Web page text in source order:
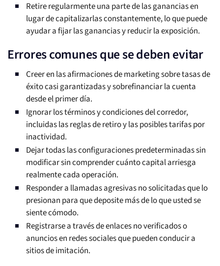
Retire regularmente una parte de las ganancias en
lugar de capitalizarlas constantemente, lo que puede
ayudar a fijar las ganancias y reducir la exposición.
Errores comunes que se deben evitar
Creer en las afirmaciones de marketing sobre tasas de
éxito casi garantizadas y sobrefinanciar la cuenta
desde el primer día.
Ignorar los términos y condiciones del corredor,
incluidas las reglas de retiro y las posibles tarifas por
inactividad.
Dejar todas las configuraciones predeterminadas sin
modificar sin comprender cuánto capital arriesga
realmente cada operación.
Responder a llamadas agresivas no solicitadas que lo
presionan para que deposite más de lo que usted se
siente cómodo.
Registrarse a través de enlaces no verificados o
anuncios en redes sociales que pueden conducir a
sitios de imitación.